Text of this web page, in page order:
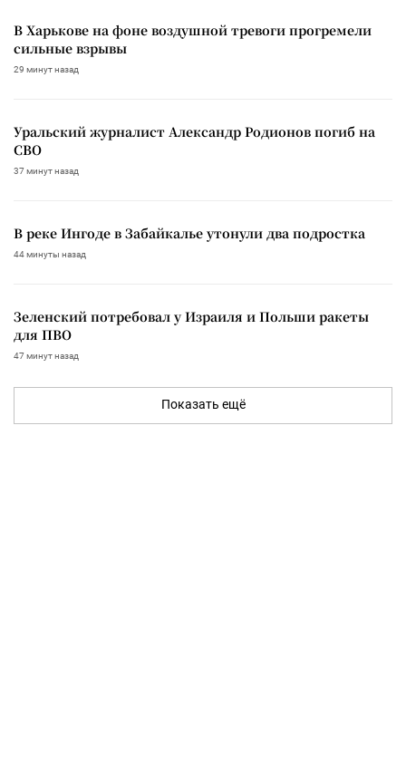
В Харькове на фоне воздушной тревоги прогремели
сильные взрывы
29 минут назад
Уральский журналист Александр Родионов погиб на
СВО
37 минут назад
В реке Ингоде в Забайкалье утонули два подростка
44 минуты назад
Зеленский потребовал у Израиля и Польши ракеты
для ПВО
47 минут назад
Показать ещё